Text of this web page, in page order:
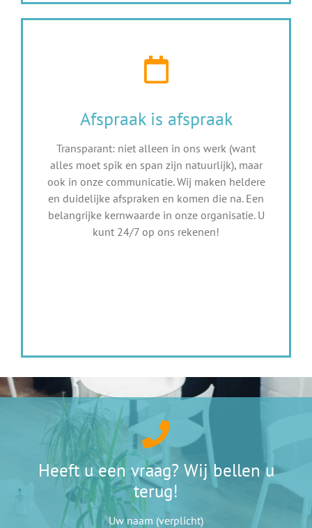
Afspraak is afspraak
Transparant: niet alleen in ons werk (want
alles moet spik en span zijn natuurlijk), maar
ook in onze communicatie. Wij maken heldere
en duidelijke afspraken en komen die na. Een
belangrijke kernwaarde in onze organisatie. U
kunt 24/7 op ons rekenen!
Heeft u een vraag? Wij bellen u
terug!
Uw naam (verplicht)